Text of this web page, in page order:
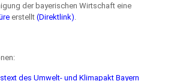
der bayerischen Wirtschaft eine
erstellt (Direktlink).
des Umwelt- und Klimapakt Bayern